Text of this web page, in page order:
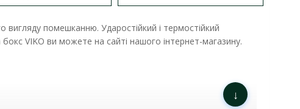
помешканню. Ударостійкий і термостійкий
VIKO ви можете на сайті нашого інтернет-магазину.
↓